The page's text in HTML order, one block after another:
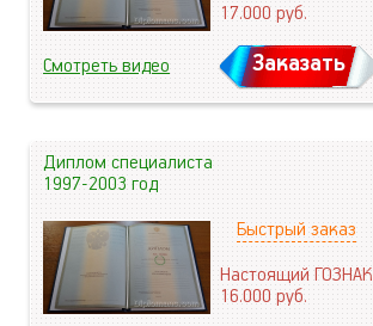
17.000руб.
Смотреть видео Заказать
Диплом специалиста
1997-2003 год
Быстрый заказ
Настоящий ГОЗНАК
16.000руб.